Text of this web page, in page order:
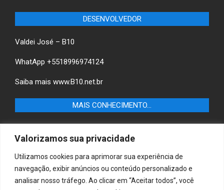
Valorizamos sua privacidade
Utilizamos cookies para aprimorar sua experiência de
navegação, exibir anúncios ou conteúdo personalizado e
analisar nosso tráfego. Ao clicar em “Aceitar todos”, você
DESENVOLVEDOR
Valdei José – B10
WhatApp +5518996974124
Saiba mais www.B10.net.br
MAIS CONHECIMENTO…
Castilho-SP e descubra as melhores empresas e serviços
locais.
B10 Brasil – Informação e Poder